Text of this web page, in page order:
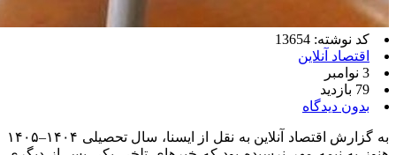
کد نوشته: 13654
اقتصاد آنلاین
3 نوامبر
79 بازدید
بدون دیدگاه
به گزارش اقتصاد آنلاین به نقل از ایسنا، سال تحصیلی ۱۴۰۴–۱۴۰۵